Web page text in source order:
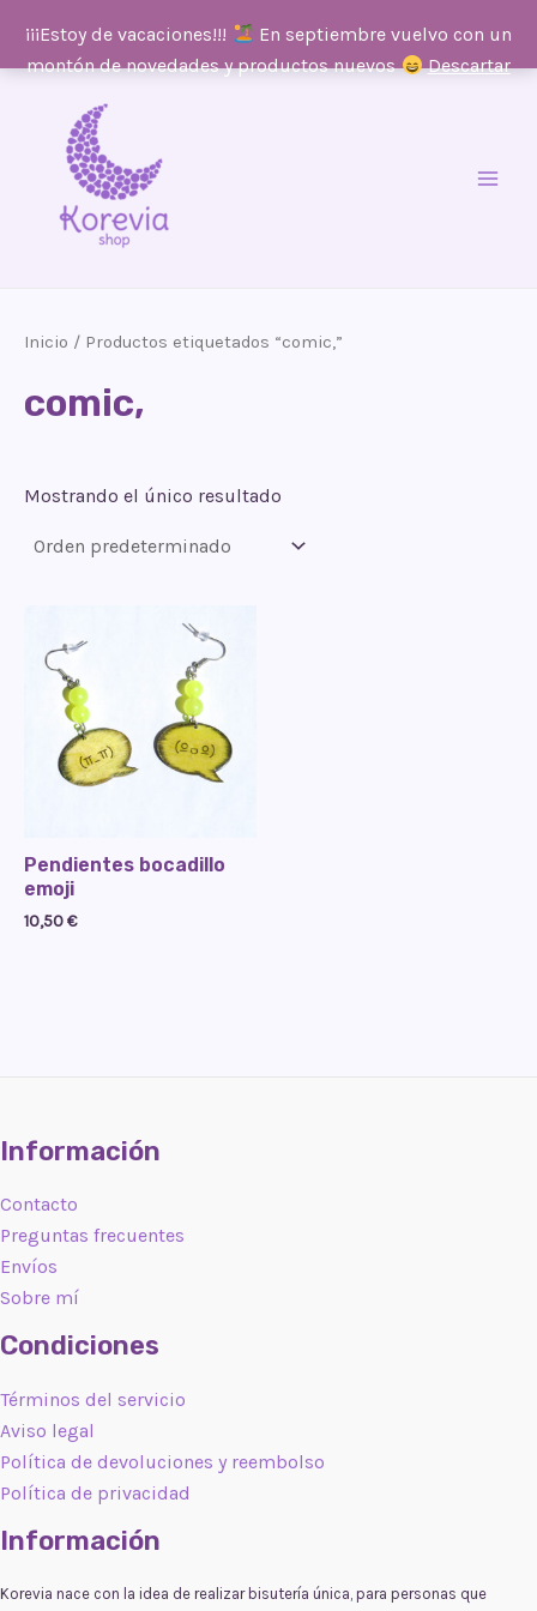
¡¡¡Estoy de vacaciones!!!
En septiembre vuelvo con un
montón de novedades y productos nuevos
Descartar
contenido
Inicio / Productos etiquetados “comic,”
comic,
Mostrando el único resultado
Pendientes bocadillo
emoji
10,50€
Información
Contacto
Preguntas frecuentes
Envíos
Sobre mí
Condiciones
Términos del servicio
Aviso legal
Política de devoluciones y reembolso
Política de privacidad
Información
Korevia nace con la idea de realizar bisutería única, para personas que